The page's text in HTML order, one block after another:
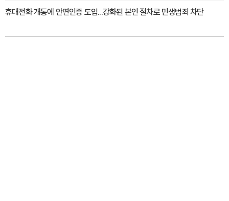
휴대전화 개통에 안면인증 도입...강화된 본인 절차로 민생범죄 차단